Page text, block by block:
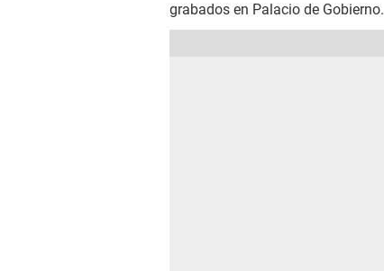
grabados en Palacio de Gobierno.